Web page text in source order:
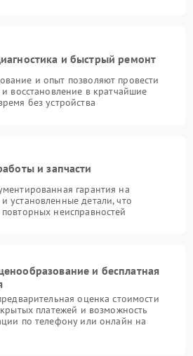
и быстрый ремонт
и опыт позволяют провести
и восстановление в кратчайшие
без устройства
и запчасти
гарантия на
установленные детали, что
неисправностей
и бесплатная
оценка стоимости
платежей и возможность
по телефону или онлайн на